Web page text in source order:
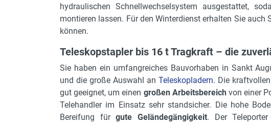
hydraulischen Schnellwechselsystem ausgestattet,
montieren lassen. Für den Winterdienst erhalten Sie
können.
Teleskopstapler bis 16 t Tragkraft – die
Sie haben ein umfangreiches Bauvorhaben in Sankt
und die große Auswahl an Teleskopladern. Die
gut geeignet, um einen großen Arbeitsbereichvon einer
Telehandler im Einsatz sehr standsicher. Die hohe
Bereifung fürgute Geländegängigkeit. Der